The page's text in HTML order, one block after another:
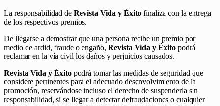
La responsabilidad de Revista Vida y Éxito finaliza con la entrega
de los respectivos premios.
De llegarse a demostrar que una persona recibe un premio por
medio de ardid, fraude o engaño, Revista Vida y Éxito podrá
reclamar en la vía civil los daños y perjuicios causados.
Revista Vida y Éxito podrá tomar las medidas de seguridad que
considere pertinentes para el adecuado desenvolvimiento de la
promoción, reservándose incluso el derecho de suspenderla sin
responsabilidad, si se llegar a detectar defraudaciones o cualquier